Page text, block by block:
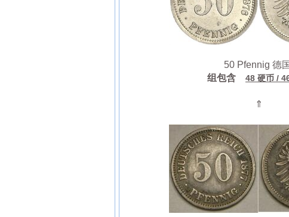
50 Pfennig 德
组包含
48 硬币 /
⇑